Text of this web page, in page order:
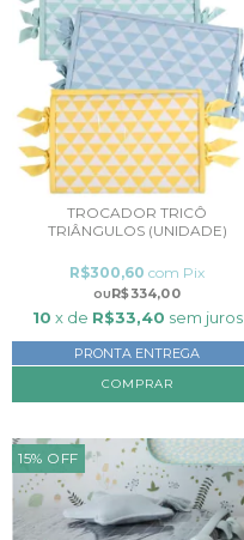
TROCADOR TRICÔ
TRIÂNGULOS (UNIDADE)
R$334,00
R$300,60 com Pix
10 x de R$33,40 sem juros
PRONTA ENTREGA
COMPRAR
15% OFF